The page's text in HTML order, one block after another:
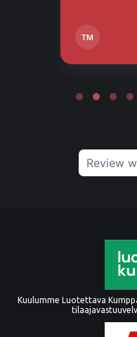
TM
Review
Kuulumme Luotettava